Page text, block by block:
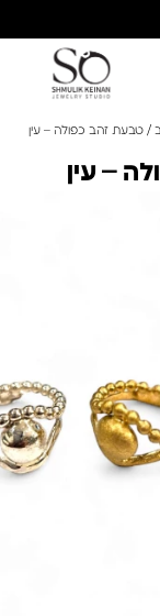
/ טבעת זהב כפולה – עין
– עין